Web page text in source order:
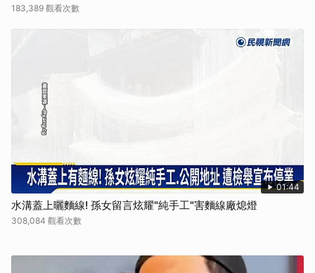
183,389 觀看次數
01:44
水溝蓋上曬麵線! 孫女留言炫耀"純手工"害麵線廠熄燈
308,084 觀看次數